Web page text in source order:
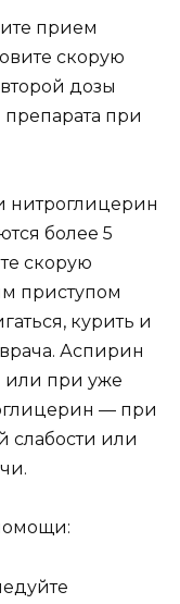
прием
скорую
дозы
при
более 5
скорую
приступом
курить и
Аспирин
или при уже
— при
слабости или